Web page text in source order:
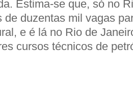
Estima-se que, só no
de duzentas mil vagas
e é lá no Rio de
cursos técnicos de